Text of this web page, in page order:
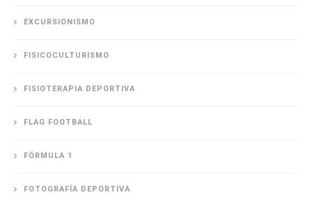
EXCURSIONISMO
FISICOCULTURISMO
FISIOTERAPIA DEPORTIVA
FLAG FOOTBALL
FÓRMULA 1
FOTOGRAFÍA DEPORTIVA